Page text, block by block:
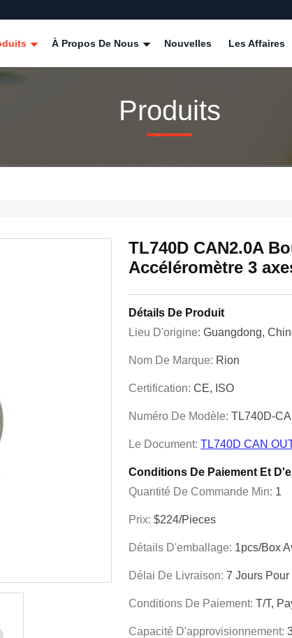
À Propos De Nous Nouvelles Les Affaires
Produits
TL740D CAN2.0A
Accéléromètre 3
Détails De Produit
Lieu D'origine: Guangdong,
Nom De Marque: Rion
Certification: CE, ISO
Numéro De Modèle: TL740D-
Le Document: TL740D CAN
Conditions De Paiement Et
Quantité De Commande Min: 1
Prix: $224/Pieces
Détails D'emballage: 1pcs/box
Délai De Livraison: 7 Jours
Conditions De Paiement: T/T,
Capacité D'approvisionnement: